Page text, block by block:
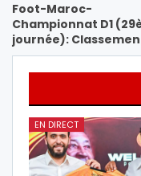
Foot-Maroc-
Championnat D1
journée):
EN DIRECT